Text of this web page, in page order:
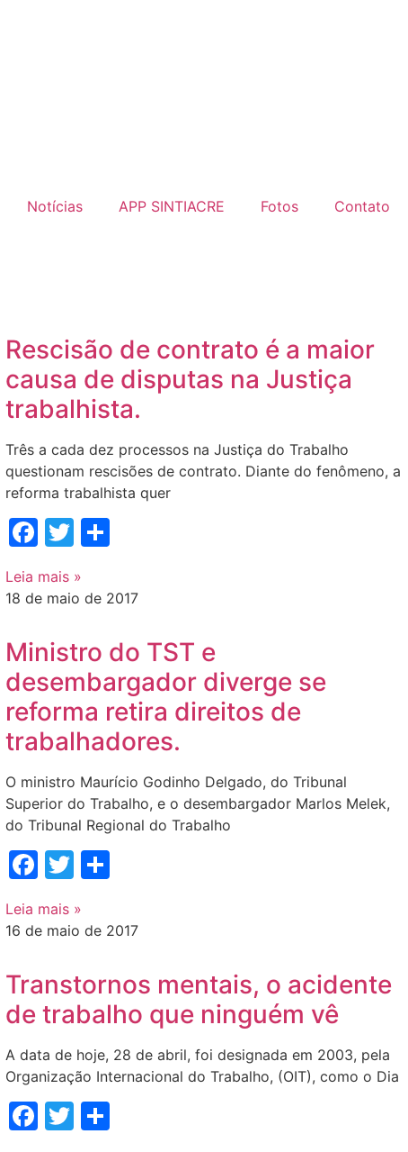
Notícias APP SINTIACRE Fotos Contato
Rescisão de contrato é a maior
causa de disputas na Justiça
trabalhista.
Três a cada dez processos na Justiça do Trabalho
questionam rescisões de contrato. Diante do fenômeno, a
reforma trabalhista quer
Facebook
Twitter
Leia mais »
18 de maio de 2017
Ministro do TST e
desembargador diverge se
reforma retira direitos de
trabalhadores.
O ministro Maurício Godinho Delgado, do Tribunal
Superior do Trabalho, e o desembargador Marlos Melek,
do Tribunal Regional do Trabalho
Facebook
Twitter
Leia mais »
16 de maio de 2017
Transtornos mentais, o acidente
de trabalho que ninguém vê
A data de hoje, 28 de abril, foi designada em 2003, pela
Organização Internacional do Trabalho, (OIT), como o Dia
Facebook
Twitter